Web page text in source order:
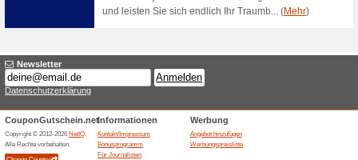
liegt!
Gratis-Versand ab